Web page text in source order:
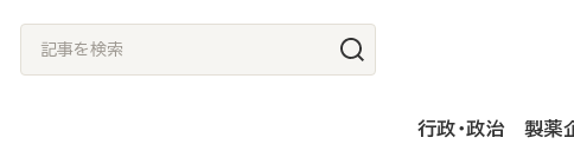
記
事
行政・政治 製薬